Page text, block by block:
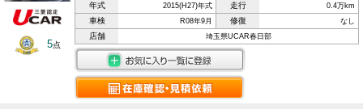
5点
年式 2015(H27)年式 走行 0.4万km
車検 R08年9月 修復 なし
店舗 埼玉県UCAR春日部